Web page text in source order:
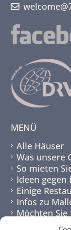
MENÜ
Alle Häuser
Was unsere
So mieten
Ideen gegen
Einige
Infos zu
Möchten